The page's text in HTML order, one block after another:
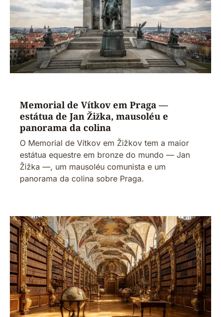
Memorial de Vítkov em Praga —
estátua de Jan Žižka, mausoléu e
panorama da colina
O Memorial de Vítkov em Žižkov tem a maior
estátua equestre em bronze do mundo — Jan
Žižka —, um mausoléu comunista e um
panorama da colina sobre Praga.